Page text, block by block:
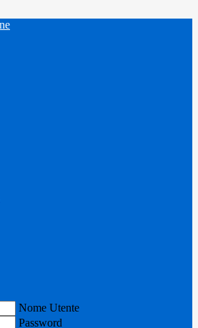
Nome Utente
Password